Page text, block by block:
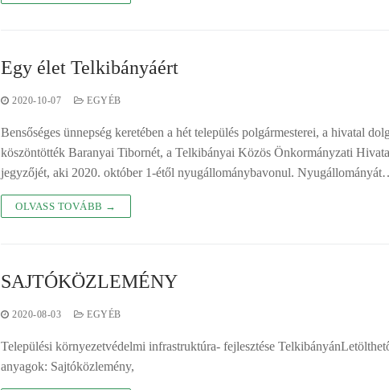
Egy élet Telkibányáért
2020-10-07 EGYÉB
Bensőséges ünnepség keretében a hét település polgármesterei, a hivatal
köszöntötték Baranyai Tibornét, a Telkibányai Közös Önkormányzati
jegyzőjét, aki 2020. október 1-étől nyugállománybavonul.
OLVASS TOVÁBB →
SAJTÓKÖZLEMÉNY
2020-08-03 EGYÉB
Települési környezetvédelmi infrastruktúra- fejlesztése
anyagok: Sajtóközlemény,